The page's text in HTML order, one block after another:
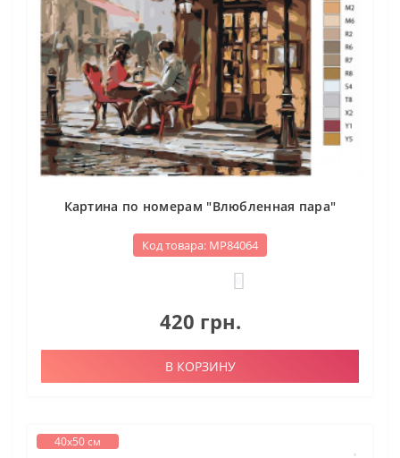
Картина по номерам "Влюбленная пара"
Код товара: МР84064
420 грн.
В КОРЗИНУ
40х50 см